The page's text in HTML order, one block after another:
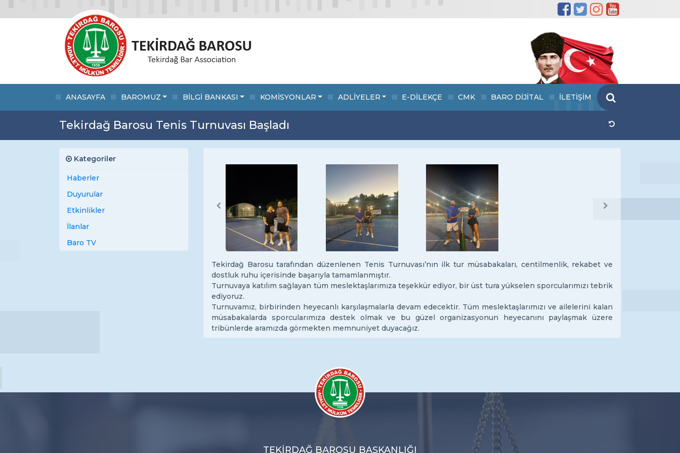
ANASAYFA BAROMUZ BİLGİ BANKASI KOMİSYONLAR ADLİYELER E-DİLEKÇE CMK BARO DİJİTAL İLETİŞİM
Tekirdağ Barosu Tenis Turnuvası Başladı
Kategoriler
Haberler
Duyurular
Etkinlikler
İlanlar
Baro TV
Previous Next
Tekirdağ Barosu tarafından düzenlenen Tenis Turnuvası’nın ilk tur müsabakaları, centilmenlik, rekabet ve
dostluk ruhu içerisinde başarıyla tamamlanmıştır.
Turnuvaya katılım sağlayan tüm meslektaşlarımıza teşekkür ediyor, bir üst tura yükselen sporcularımızı tebrik
ediyoruz.
Turnuvamız, birbirinden heyecanlı karşılaşmalarla devam edecektir. Tüm meslektaşlarımızı ve ailelerini kalan
müsabakalarda sporcularımıza destek olmak ve bu güzel organizasyonun heyecanını paylaşmak üzere
tribünlerde aramızda görmekten memnuniyet duyacağız.
TEKİRDAĞ BAROSU BAŞKANLIĞI